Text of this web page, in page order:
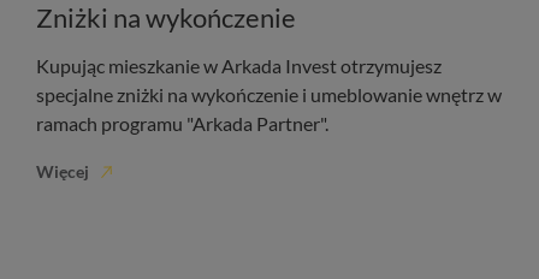
Zniżki na wykończenie
Kupując mieszkanie w Arkada Invest otrzymujesz
specjalne zniżki na wykończenie i umeblowanie wnętrz w
ramach programu "Arkada Partner".
Więcej